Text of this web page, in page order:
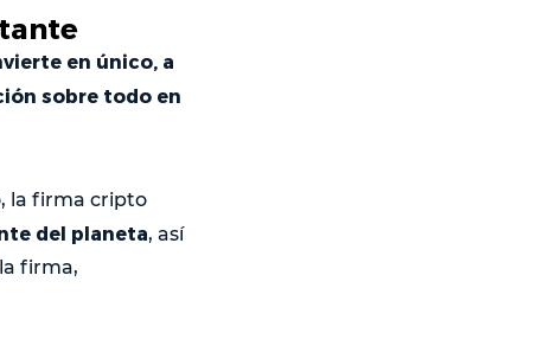
en único, a
sobre todo en
la firma cripto
del planeta, así
firma,